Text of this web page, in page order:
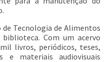
Tecnologia de Alimentos
Com um acervo
livros, periódicos, teses,
e materiais audiovisuais